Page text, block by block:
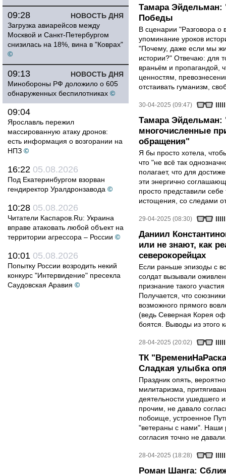
НОВОСТЬ ДНЯ
09:28
Загрузка авиарейсов между
Москвой и Санкт-Петербургом
снизилась на 18%, вина в "Коврах"
©
НОВОСТЬ ДНЯ
09:13
Минобороны РФ доложило о 605
обнаруженных беспилотниках ©
09:04
Ярославль пережил
массированную атаку дронов:
есть информация о возгорании на
НПЗ ©
16:22 05.08.2026
Под Екатеринбургом взорван
гендиректор Уралдронзавода ©
10:28 05.08.2026
Читатели Каспаров.Ru: Украина
вправе атаковать любой объект на
территории агрессора – России ©
10:01 05.08.2026
Попытку России возродить некий
конкурс "Интервидение" пресекла
Саудовская Аравия ©
Тамара Эйдельман:
Победы
В сценарии "Разговора о
упоминание уроков
"Почему, даже если мы
истории?" Отвечаю: для
враньём и пропагандой,
ценностям,
отстаивать гуманизм,
30-04-2025 (09:47)
Тамара
многочисленные
обращения"
Я бы просто хотела,
что "не всё так
полагает, что для
эти энергично
просто представили
истощения, со следами
29-04-2025 (08:30)
Даниил
или не знают, как
северокорейцах
Если раньше эпизоды с
солдат вызывали
признание такого
Получается, что
возможного прямого
(ведь Северная Корея
боятся. Выводы из этого
28-04-2025 (20:02)
ТК
Сладкая улыбка
Праздник опять,
милитаризма,
деятельности ушедшего
прочим, не давало
побоище, устроенное
"ветераны с нами". Наши
согласия точно не
28-04-2025 (18:28)
Роман Шанга: